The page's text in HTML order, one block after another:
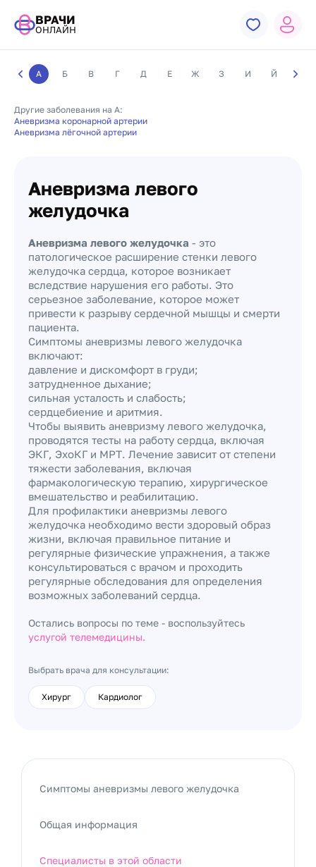
ВРАЧИ
ОНЛАЙН
А Б В Г Д Е Ж З И Й К
Другие заболевания на А:
Аневризма коронарной артерии
Аневризма лёгочной артерии
Аневризма левого
желудочка
Аневризма левого желудочка - это
патологическое расширение стенки левого
желудочка сердца, которое возникает
вследствие нарушения его работы. Это
серьезное заболевание, которое может
привести к разрыву сердечной мышцы и смерти
пациента.
Симптомы аневризмы левого желудочка
включают:
давление и дискомфорт в груди;
затрудненное дыхание;
сильная усталость и слабость;
сердцебиение и аритмия.
Чтобы выявить аневризму левого желудочка,
проводятся тесты на работу сердца, включая
ЭКГ, ЭхоКГ и МРТ. Лечение зависит от степени
тяжести заболевания, включая
фармакологическую терапию, хирургическое
вмешательство и реабилитацию.
Для профилактики аневризмы левого
желудочка необходимо вести здоровый образ
жизни, включая правильное питание и
регулярные физические упражнения, а также
консультироваться с врачом и проходить
регулярные обследования для определения
возможных заболеваний сердца.
Остались вопросы по теме - воспользуйтесь
услугой телемедицины.
Выбрать врача для консультации:
Хирург Кардиолог
Симптомы аневризмы левого желудочка
Общая информация
Специалисты в этой области